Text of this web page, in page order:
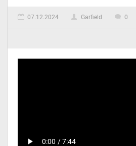
07.12.2024 Garfield 0